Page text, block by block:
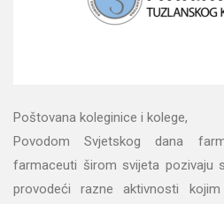
Poštovana koleginice i kolege,
Povodom Svjetskog dana
farmaceuti širom svijeta pozivaju
provodeći razne aktivnosti